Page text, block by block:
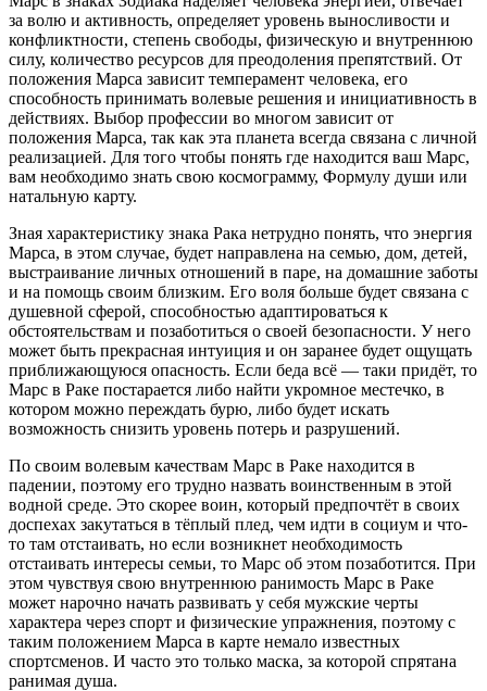
за волю и активность, определяет уровень выносливости и
конфликтности, степень свободы, физическую и внутреннюю
силу, количество ресурсов для преодоления препятствий. От
положения Марса зависит темперамент человека, его
способность принимать волевые решения и инициативность в
действиях. Выбор профессии во многом зависит от
положения Марса, так как эта планета всегда связана с личной
реализацией. Для того чтобы понять где находится ваш Марс,
вам необходимо знать свою космограмму, Формулу души или
натальную карту.
Зная характеристику знака Рака нетрудно понять, что энергия
Марса, в этом случае, будет направлена на семью, дом, детей,
выстраивание личных отношений в паре, на домашние заботы
и на помощь своим близким. Его воля больше будет связана с
душевной сферой, способностью адаптироваться к
обстоятельствам и позаботиться о своей безопасности. У него
может быть прекрасная интуиция и он заранее будет ощущать
приближающуюся опасность. Если беда всё — таки придёт, то
Марс в Раке постарается либо найти укромное местечко, в
котором можно переждать бурю, либо будет искать
возможность снизить уровень потерь и разрушений.
По своим волевым качествам Марс в Раке находится в
падении, поэтому его трудно назвать воинственным в этой
водной среде. Это скорее воин, который предпочтёт в своих
доспехах закутаться в тёплый плед, чем идти в социум и что-
то там отстаивать, но если возникнет необходимость
отстаивать интересы семьи, то Марс об этом позаботится. При
этом чувствуя свою внутреннюю ранимость Марс в Раке
может нарочно начать развивать у себя мужские черты
характера через спорт и физические упражнения, поэтому с
таким положением Марса в карте немало известных
спортсменов. И часто это только маска, за которой спрятана
ранимая душа.